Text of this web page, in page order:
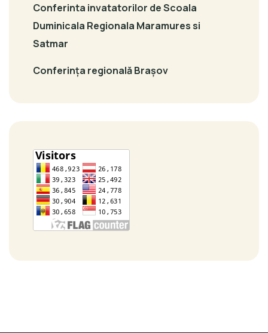
Conferinta invatatorilor de Scoala
Duminicala Regionala Maramures si
Satmar
Conferința regională Brașov